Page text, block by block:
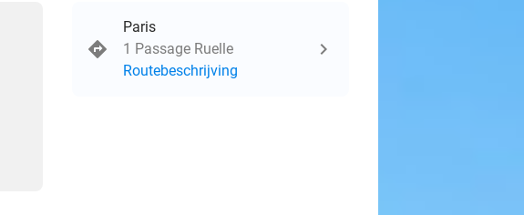
Paris
1 Passage Ruelle
Routebeschrijving